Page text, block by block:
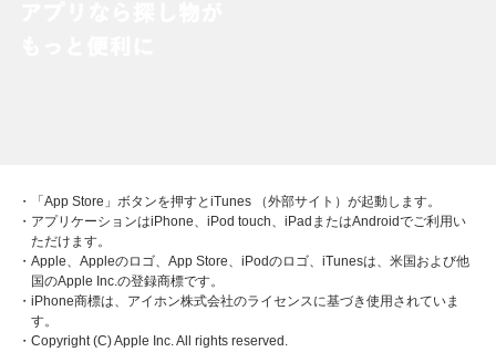
・「App Store」ボタンを押すとiTunes （外部サイト）が起動します。
・アプリケーションはiPhone、iPod touch、iPadまたはAndroidでご利用い
ただけます。
・Apple、Appleのロゴ、App Store、iPodのロゴ、iTunesは、米国および他
国のApple Inc.の登録商標です。
・iPhone商標は、アイホン株式会社のライセンスに基づき使用されていま
す。
・Copyright (C) Apple Inc. All rights reserved.